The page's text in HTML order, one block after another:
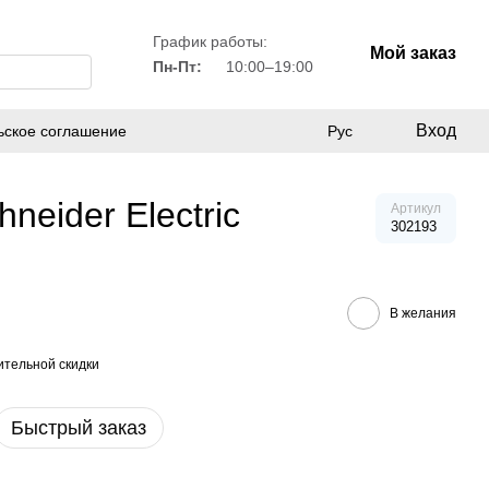
График работы:
Пн-Пт:
10:00–19:00
Мой заказ
соглашение Рус Вход
Electric Артикул
302193
В желания
скидки
Быстрый заказ